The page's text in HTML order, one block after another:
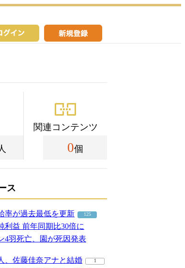
関連コンテンツ
0個
ス
率が過去最低を更新 125
利益 前年同期比30倍に
4羽死亡、園が死因発表
、佐藤佳奈アナと結婚 1